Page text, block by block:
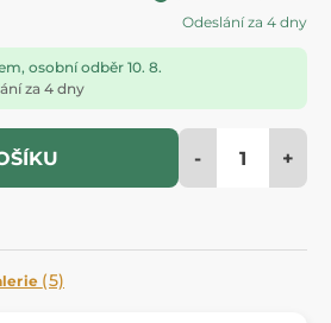
Odeslání za 4 dny
osobní odběr 10. 8.
za 4 dny
- +
(5)